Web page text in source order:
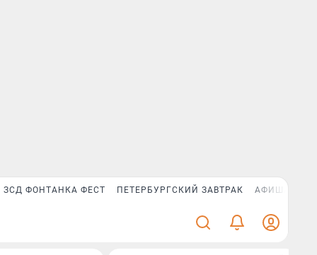
ЗСД ФОНТАНКА ФЕСТ ПЕТЕРБУРГСКИЙ ЗАВТРАК АФИША PLUS